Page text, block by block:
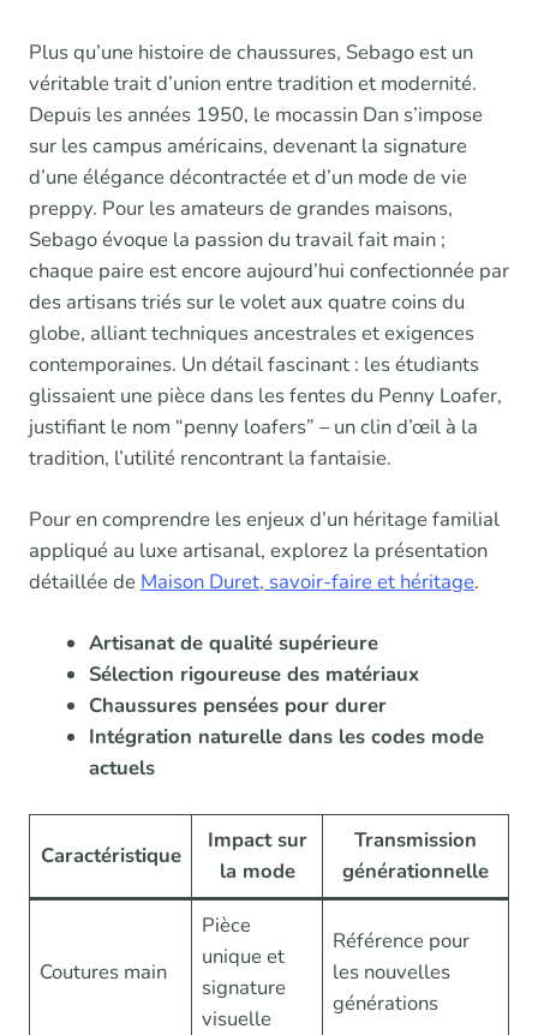
Plus qu’une histoire de chaussures, Sebago est un
véritable trait d’union entre tradition et modernité.
Depuis les années 1950, le mocassin Dan s’impose
sur les campus américains, devenant la signature
d’une élégance décontractée et d’un mode de vie
preppy. Pour les amateurs de grandes maisons,
Sebago évoque la passion du travail fait main ;
chaque paire est encore aujourd’hui confectionnée par
des artisans triés sur le volet aux quatre coins du
globe, alliant techniques ancestrales et exigences
contemporaines. Un détail fascinant : les étudiants
glissaient une pièce dans les fentes du Penny Loafer,
justifiant le nom “penny loafers” – un clin d’œil à la
tradition, l’utilité rencontrant la fantaisie.
Pour en comprendre les enjeux d’un héritage familial
appliqué au luxe artisanal, explorez la présentation
détaillée de Maison Duret, savoir-faire et héritage.
Artisanat de qualité supérieure
Sélection rigoureuse des matériaux
Chaussures pensées pour durer
Intégration naturelle dans les codes mode
actuels
Caractéristique
Impact sur
la mode
Transmission
générationnelle
Coutures main
Pièce
unique et
signature
visuelle
Référence pour
les nouvelles
générations